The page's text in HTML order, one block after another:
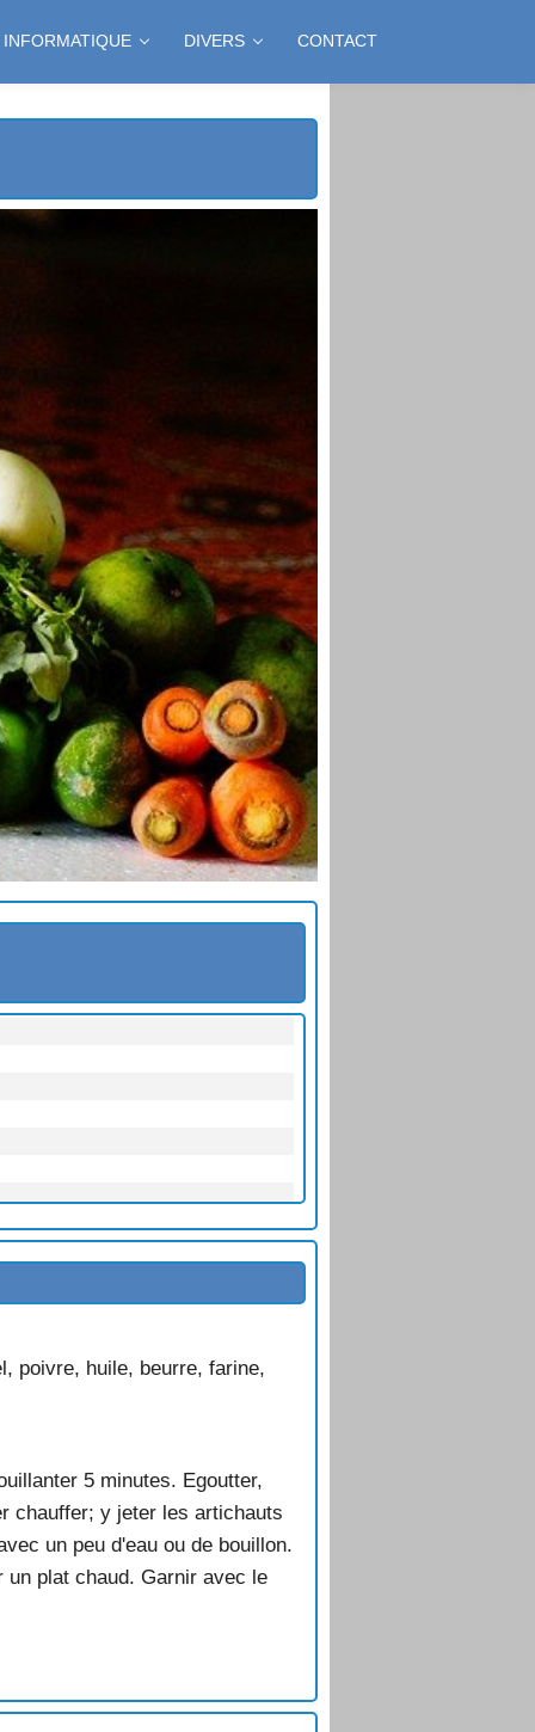
INFORMATIQUE DIVERS CONTACT
poivre, huile, beurre, farine,
5 minutes. Egoutter,
chauffer; y jeter les artichauts
un peu d'eau ou de bouillon.
plat chaud. Garnir avec le